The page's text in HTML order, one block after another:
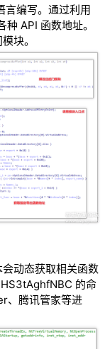
言编写。通过利用
API 函数地址。
块。
动态获取相关函数
的命
、腾讯管家等进